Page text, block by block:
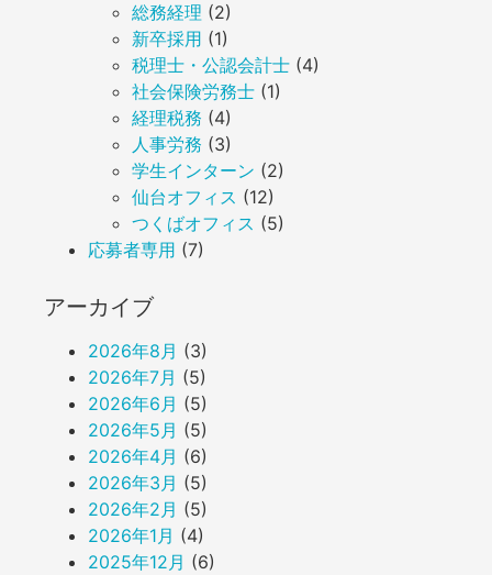
総務経理 (2)
新卒採用 (1)
税理士・公認会計士 (4)
社会保険労務士 (1)
経理税務 (4)
人事労務 (3)
学生インターン (2)
仙台オフィス (12)
つくばオフィス (5)
応募者専用 (7)
アーカイブ
2026年8月 (3)
2026年7月 (5)
2026年6月 (5)
2026年5月 (5)
2026年4月 (6)
2026年3月 (5)
2026年2月 (5)
2026年1月 (4)
2025年12月 (6)